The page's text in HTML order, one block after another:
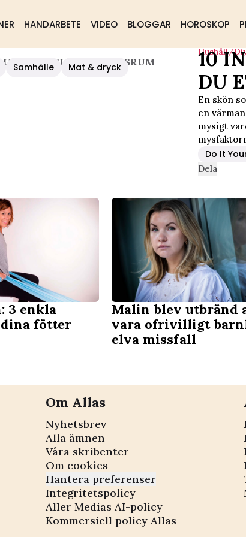
HANDARBETE VIDEO BLOGGAR HOROSKOP
Samhälle Mat & dryck
ETT MYSIGT VARDAGSRUM
Hushåll/
10
DU
En skön
en
mysigt
Do It
Dela
3 enkla
fötter
Malin blev utbränd
vara ofrivilligt
elva missfall
Om Allas
Nyhetsbrev
Alla ämnen
Våra skribenter
Om cookies
Hantera preferenser
Integritetspolicy
Aller Medias AI-policy
Kommersiell policy Allas